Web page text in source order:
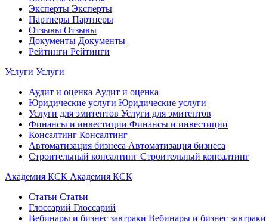
Эксперты Эксперты
Партнеры Партнеры
Отзывы Отзывы
Документы Документы
Рейтинги Рейтинги
Услуги Услуги
Аудит и оценка Аудит и оценка
Юридические услуги Юридические услуги
Услуги для эмитентов Услуги для эмитентов
Финансы и инвестиции Финансы и инвестиции
Консалтинг Консалтинг
Автоматизация бизнеса Автоматизация бизнеса
Строительный консалтинг Строительный консалтинг
Академия КСК Академия КСК
Статьи Статьи
Глоссарий Глоссарий
Вебинары и бизнес завтраки Вебинары и бизнес завтраки